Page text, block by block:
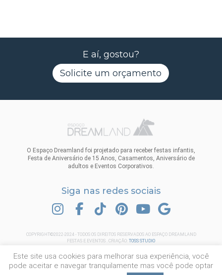
E aí, gostou?
Solicite um orçamento
O Espaço Dreamland foi projetado para receber festas infantis,
Festa de Aniversário de 15 Anos, Casamentos, Aniversário de
adultos e Eventos Corporativos.
Siga nas redes sociais
INSTAGRAMFACEBOOKTIK TOK PINTERESTYOUTUBE
COPYRIGHT©2022-2024 - TODOS OS DIREITOS RESERVADOS AO ESPAÇO DREAMLAND
FESTAS E EVENTOS . CRIAÇÃO:TOSS STUDIO
Este site usa cookies para melhorar sua experiência, você
pode aceitar e navegar tranquilamente mas você pode optar